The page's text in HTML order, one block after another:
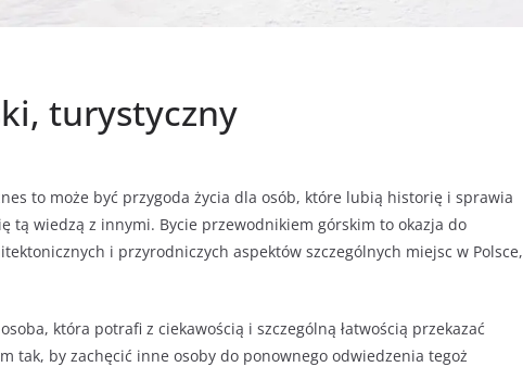
turystyczny
to może być przygoda życia dla osób, które lubią historię i sprawia
tą wiedzą z innymi. Bycie przewodnikiem górskim to okazja do
i przyrodniczych aspektów szczególnych miejsc w Polsce,
która potrafi z ciekawością i szczególną łatwością przekazać
tak, by zachęcić inne osoby do ponownego odwiedzenia tegoż